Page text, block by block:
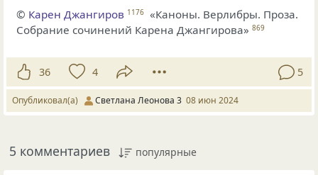
© Карен Джангиров 1176 «Каноны. Верлибры. Проза.
Собрание сочинений Карена Джангирова» 869
36 4 5
Опубликовал(а) Светлана Леонова 3 08 июн 2024
5 комментариев популярные